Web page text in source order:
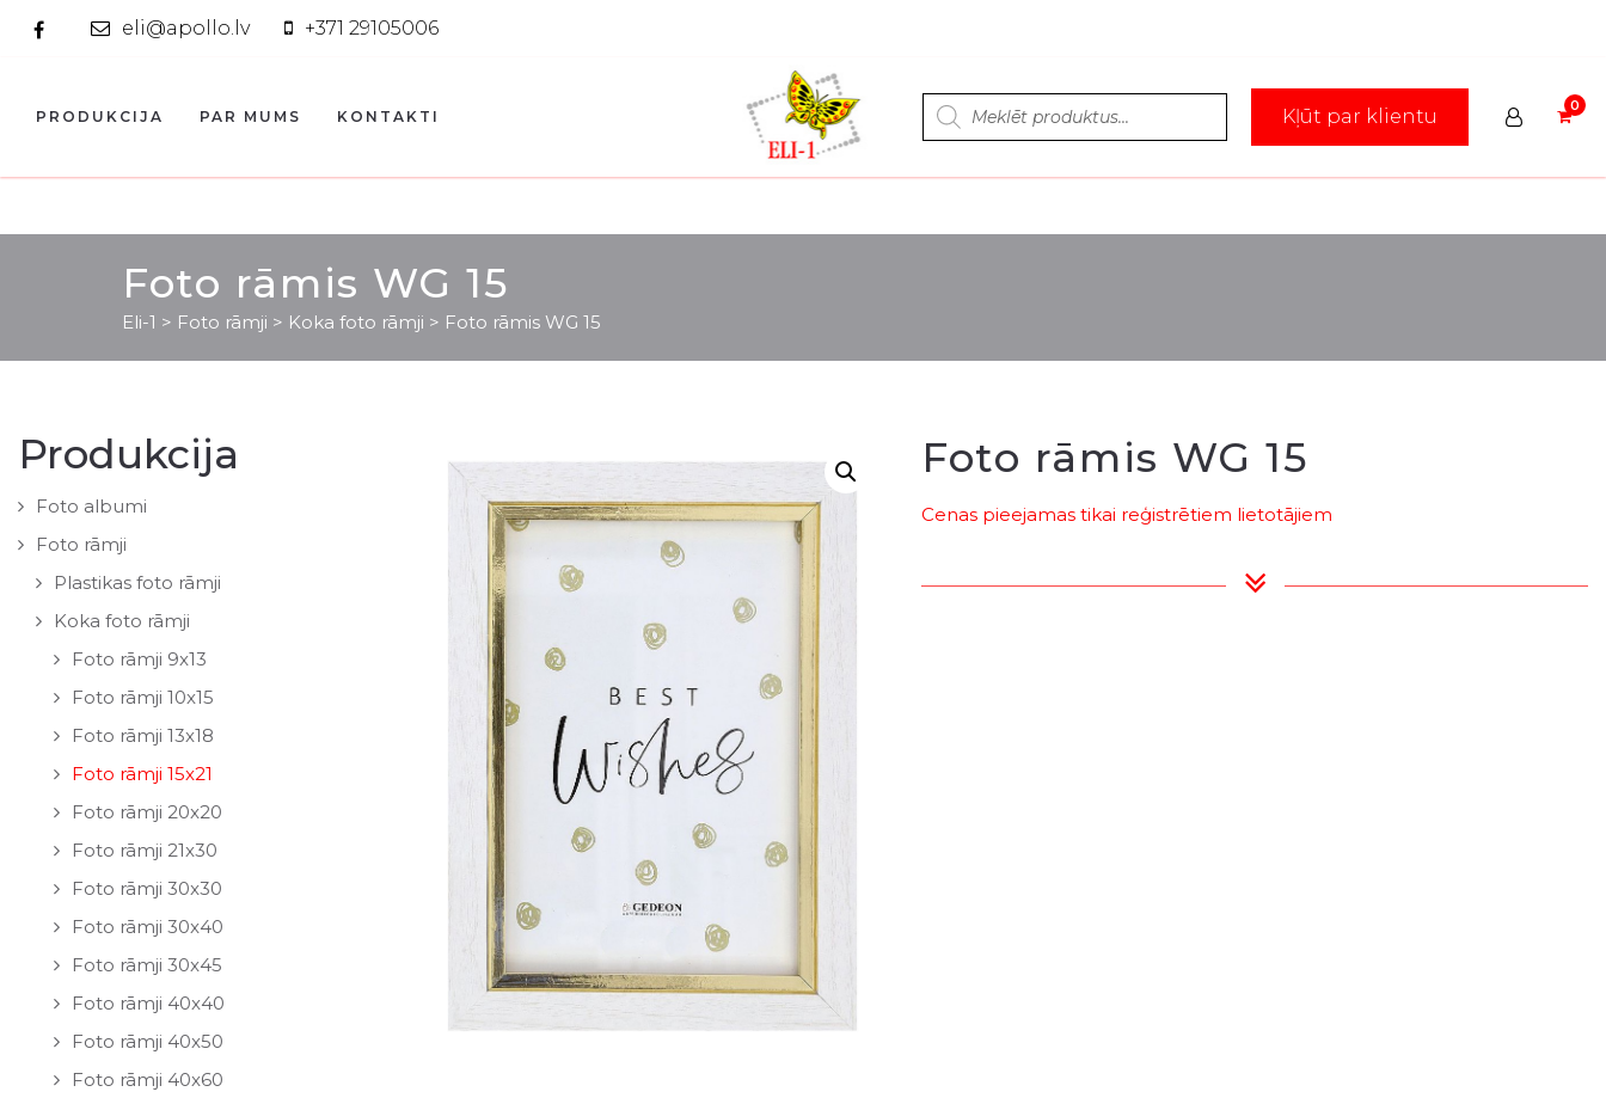
eli@apollo.lv +371 29105006
Products
search Kļūt par klientu
PRODUKCIJA PAR MUMS KONTAKTI
Foto rāmis WG 15
Eli-1 > Foto rāmji > Koka foto rāmji > Foto rāmis WG 15
Produkcija
Foto albumi
Foto rāmji
Plastikas foto rāmji
Koka foto rāmji
Foto rāmji 9x13
Foto rāmji 10x15
Foto rāmji 13x18
Foto rāmji 15x21
Foto rāmji 20x20
Foto rāmji 21x30
Foto rāmji 30x30
Foto rāmji 30x40
Foto rāmji 30x45
Foto rāmji 40x40
Foto rāmji 40x50
Foto rāmji 40x60
Foto rāmis WG 15
Cenas pieejamas tikai reģistrētiem lietotājiem